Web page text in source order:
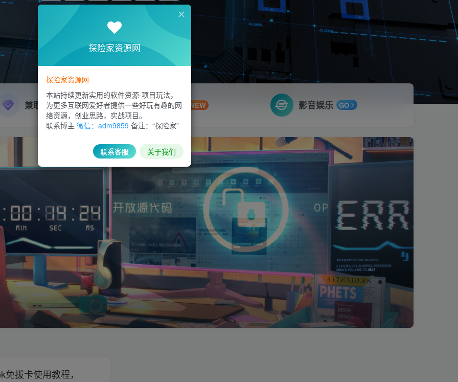
兼职副业 精品源码 NEW 影音娱乐 GO
拔卡使用教程，
探险家资源网
探险家资源网
本站持续更新实用的软件资源-项目玩法，
为更多互联网爱好者提供一些好玩有趣的网
络资源，创业思路，实战项目。
联系博主 微信：adm9859 备注：“探险家”
联系客服 关于我们